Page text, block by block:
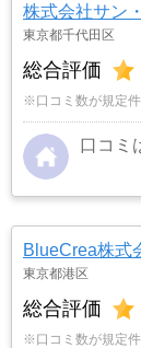
株式会社サン
東京都千代田区
総合評価
※口コミ数が規定件
口コミ
BlueCrea株式
東京都港区
総合評価
※口コミ数が規定件